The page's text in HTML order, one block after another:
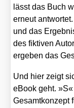
lässt das Buch
erneut
und das
des fik­ti­ven
erge­ben das
Und hier zeigt
eBook geht.
Gesamt­kon­zept